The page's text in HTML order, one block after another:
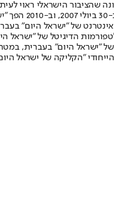
הישראלי ראוי
תשלום.
הדיגיטל של "ישראל
של "ישראל היום"
"הקליקה של ישראל